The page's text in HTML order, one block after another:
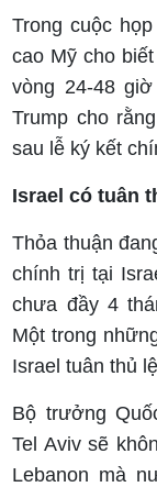
Trong cuộc
cao Mỹ cho
vòng 24-48
Trump cho
sau lễ ký kết
Israel có tuân
Thỏa thuận
chính trị tại
chưa đầy 4
Một trong
Israel tuân thủ
Bộ trưởng
Tel Aviv sẽ
Lebanon mà